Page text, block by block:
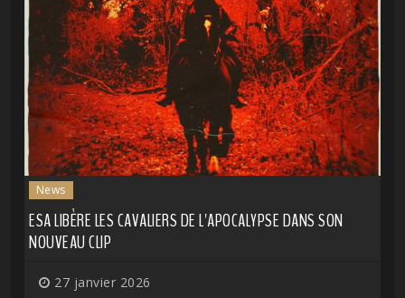
News
ESA LIBÈRE LES CAVALIERS DE L'APOCALYPSE DANS SON
NOUVEAU CLIP
27 janvier 2026